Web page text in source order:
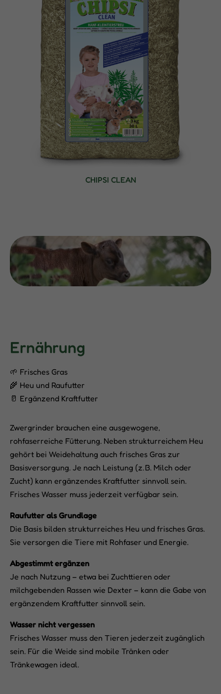
CHIPSI CLEAN
Ernährung
🌱 Frisches Gras
🌾 Heu und Raufutter
🥛 Ergänzend Kraftfutter
Zwergrinder brauchen eine ausgewogene,
rohfaserreiche Fütterung. Neben strukturreichem Heu
gehört bei Weidehaltung auch frisches Gras zur
Basisversorgung. Je nach Leistung (z. B. Milch oder
Zucht) kann ergänzendes Kraftfutter sinnvoll sein.
Frisches Wasser muss jederzeit verfügbar sein.
Raufutter als Grundlage
Die Basis bilden strukturreiches Heu und frisches Gras.
Sie versorgen die Tiere mit Rohfaser und Energie.
Abgestimmt ergänzen
Je nach Nutzung – etwa bei Zuchttieren oder
milchgebenden Rassen wie Dexter – kann die Gabe von
ergänzendem Kraftfutter sinnvoll sein.
Wasser nicht vergessen
Frisches Wasser muss den Tieren jederzeit zugänglich
sein. Für die Weide sind mobile Tränken oder
Tränkewagen ideal.